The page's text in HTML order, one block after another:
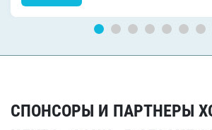
СПОНСОРЫ И ПАРТНЕРЫ